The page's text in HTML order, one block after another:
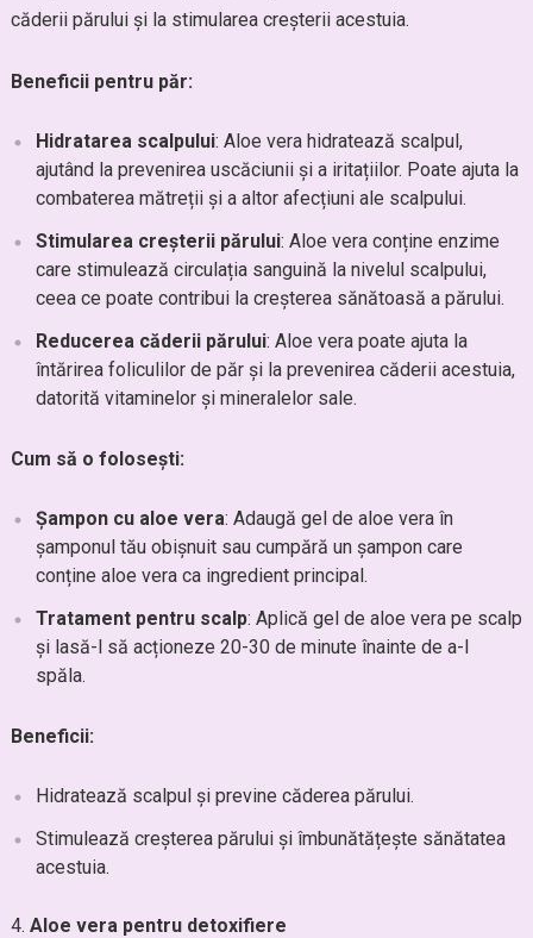
căderii părului și la stimularea creșterii acestuia.
Beneficii pentru păr:
Hidratarea scalpului: Aloe vera hidratează scalpul,
ajutând la prevenirea uscăciunii și a iritațiilor. Poate ajuta la
combaterea mătreții și a altor afecțiuni ale scalpului.
Stimularea creșterii părului: Aloe vera conține enzime
care stimulează circulația sanguină la nivelul scalpului,
ceea ce poate contribui la creșterea sănătoasă a părului.
Reducerea căderii părului: Aloe vera poate ajuta la
întărirea foliculilor de păr și la prevenirea căderii acestuia,
datorită vitaminelor și mineralelor sale.
Cum să o folosești:
Șampon cu aloe vera: Adaugă gel de aloe vera în
șamponul tău obișnuit sau cumpără un șampon care
conține aloe vera ca ingredient principal.
Tratament pentru scalp: Aplică gel de aloe vera pe scalp
și lasă-l să acționeze 20-30 de minute înainte de a-l
spăla.
Beneficii:
Hidratează scalpul și previne căderea părului.
Stimulează creșterea părului și îmbunătățește sănătatea
acestuia.
Aloe vera pentru detoxifiere